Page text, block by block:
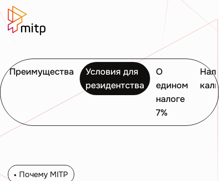
Преимущества
Условия для
резидентства
О
едином
налоге
7%
Почему MITP